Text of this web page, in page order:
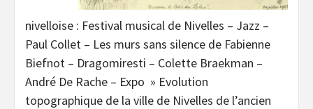
nivelloise : Festival musical de Nivelles – Jazz –
Paul Collet – Les murs sans silence de Fabienne
Biefnot – Dragomiresti – Colette Braekman –
André De Rache – Expo » Evolution
topographique de la ville de Nivelles de l’ancien